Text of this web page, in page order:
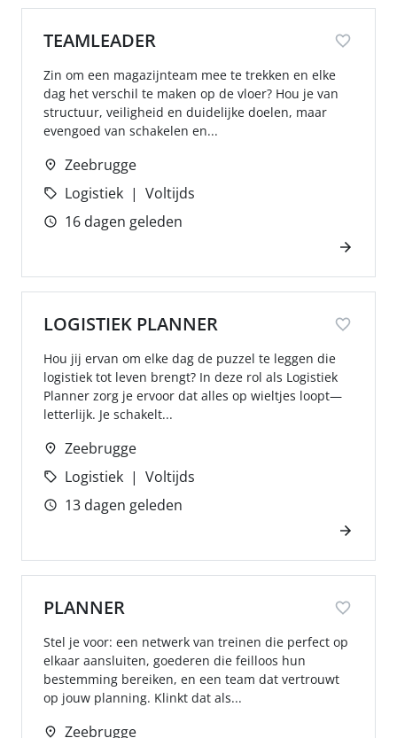
TEAMLEADER
Zin om een magazijnteam mee te trekken en elke
dag het verschil te maken op de vloer? Hou je van
structuur, veiligheid en duidelijke doelen, maar
evengoed van schakelen en...
Zeebrugge
Logistiek
Voltijds
16 dagen geleden
LOGISTIEK PLANNER
Hou jij ervan om elke dag de puzzel te leggen die
logistiek tot leven brengt? In deze rol als Logistiek
Planner zorg je ervoor dat alles op wieltjes loopt—
letterlijk. Je schakelt...
Zeebrugge
Logistiek
Voltijds
13 dagen geleden
PLANNER
Stel je voor: een netwerk van treinen die perfect op
elkaar aansluiten, goederen die feilloos hun
bestemming bereiken, en een team dat vertrouwt
op jouw planning. Klinkt dat als...
Zeebrugge